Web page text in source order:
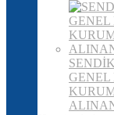
GENEL